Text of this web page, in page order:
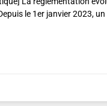
le 1er janvier 2023,